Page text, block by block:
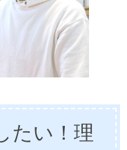
たい！理